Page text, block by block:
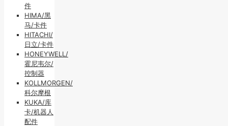
件
HIMA/黑
马/卡件
HITACHI/
日立/卡件
HONEYWELL/
霍尼韦尔/
控制器
KOLLMORGEN/
科尔摩根
KUKA/库
卡/机器人
配件